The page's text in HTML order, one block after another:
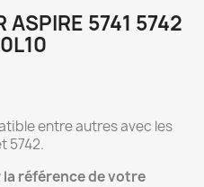
ASPIRE 5741 5742
entre autres avec les
5742.
référence de votre